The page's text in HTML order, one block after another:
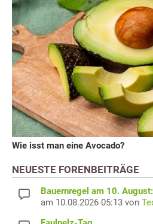
Wie isst man eine Avocado?
NEUESTE FORENBEITRÄGE
Bauernregel am 10.
am 10.08.2026 05:13 von